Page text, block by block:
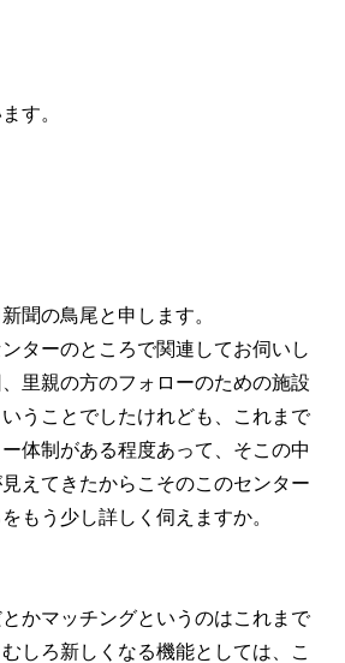
す。
聞の鳥尾と申します。
ターのところで関連してお伺いし
里親の方のフォローのための施設
うことでしたけれども、これまで
体制がある程度あって、そこの中
えてきたからこそのこのセンター
もう少し詳しく伺えますか。
かマッチングというのはこれまで
しろ新しくなる機能としては、こ